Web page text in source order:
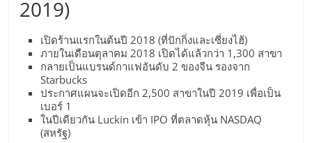
ศูนย์
รวม
แฟ
2019)
เปิดร้านแรกในต้นปี 2018 (ที่ปักกิ่งและเซี่ยงไฮ้)
ภายในเดือนตุลาคม 2018 เปิดได้แล้วกว่า 1,300 สาขา
กลายเป็นแบรนด์กาแฟอันดับ 2 ของจีน รองจาก
Starbucks
ประกาศแผนจะเปิดอีก 2,500 สาขาในปี 2019 เพื่อเป็น
เบอร์ 1
ในปีเดียวกัน Luckin เข้า IPO ที่ตลาดหุ้น NASDAQ
(สหรัฐ)